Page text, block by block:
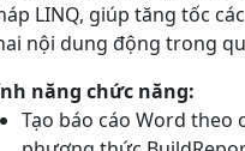
LINQ, giúp tăng tốc
nội dung động trong
năng chức năng:
Tạo báo cáo Word theo